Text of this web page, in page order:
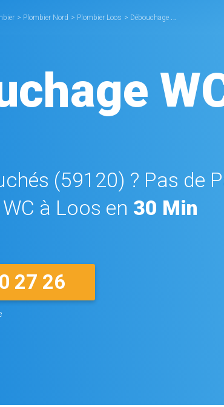
> Plombier Nord > Plombier Loos > Débouchage WC Loos
(59120) ? Pas de
à Loos en 30 Min
27 26